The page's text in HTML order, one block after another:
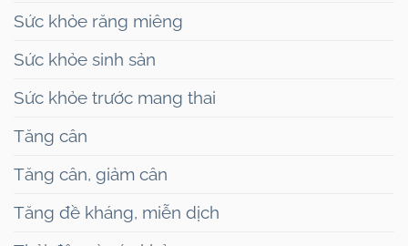
Sức khỏe răng miêng
Sức khỏe sinh sản
Sức khỏe trước mang thai
Tăng cân
Tăng cân, giảm cân
Tăng đề kháng, miễn dịch